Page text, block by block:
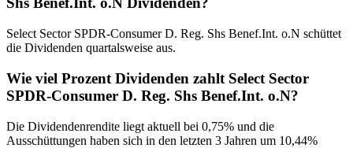
Select Sector SPDR-Consumer D. Reg. Shs Benef.Int. o.N schüttet
die Dividenden quartalsweise aus.
Wie viel Prozent Dividenden zahlt Select Sector
SPDR-Consumer D. Reg. Shs Benef.Int. o.N?
Die Dividendenrendite liegt aktuell bei 0,75% und die
Ausschüttungen haben sich in den letzten 3 Jahren um 10,44%